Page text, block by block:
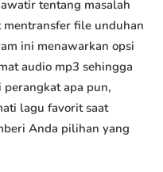
tentang masalah
file unduhan
ini menawarkan opsi
audio mp3 sehingga
apa pun,
lagu favorit saat
Anda pilihan yang